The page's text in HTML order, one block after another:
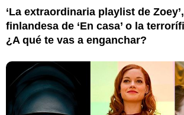
‘La extraordinaria playlist de
finlandesa de ‘En casa’ o la
¿A qué te vas a enganchar?